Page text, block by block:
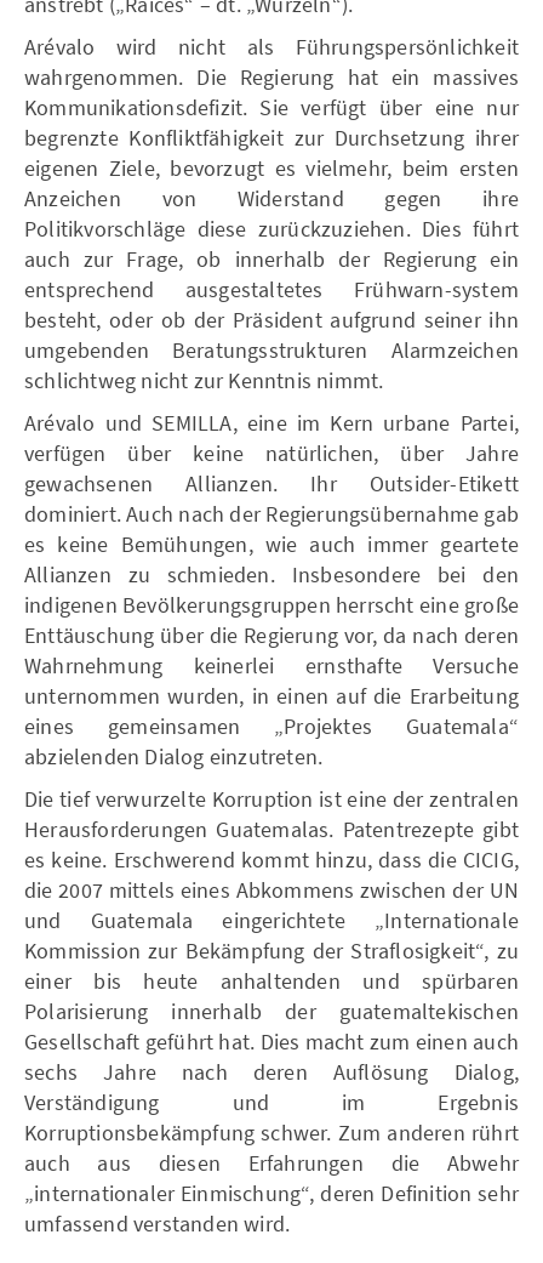
Arévalo wird nicht als Führungspersönlichkeit
wahrgenommen. Die Regierung hat ein massives
Kommunikationsdefizit. Sie verfügt über eine nur
begrenzte Konfliktfähigkeit zur Durchsetzung ihrer
eigenen Ziele, bevorzugt es vielmehr, beim ersten
Anzeichen von Widerstand gegen ihre
Politikvorschläge diese zurückzuziehen. Dies führt
auch zur Frage, ob innerhalb der Regierung ein
entsprechend ausgestaltetes Frühwarn-system
besteht, oder ob der Präsident aufgrund seiner ihn
umgebenden Beratungsstrukturen Alarmzeichen
schlichtweg nicht zur Kenntnis nimmt.
Arévalo und SEMILLA, eine im Kern urbane Partei,
verfügen über keine natürlichen, über Jahre
gewachsenen Allianzen. Ihr Outsider-Etikett
dominiert. Auch nach der Regierungsübernahme gab
es keine Bemühungen, wie auch immer geartete
Allianzen zu schmieden. Insbesondere bei den
indigenen Bevölkerungsgruppen herrscht eine große
Enttäuschung über die Regierung vor, da nach deren
Wahrnehmung keinerlei ernsthafte Versuche
unternommen wurden, in einen auf die Erarbeitung
eines gemeinsamen „Projektes Guatemala“
abzielenden Dialog einzutreten.
Die tief verwurzelte Korruption ist eine der zentralen
Herausforderungen Guatemalas. Patentrezepte gibt
es keine. Erschwerend kommt hinzu, dass die CICIG,
die 2007 mittels eines Abkommens zwischen der UN
und Guatemala eingerichtete „Internationale
Kommission zur Bekämpfung der Straflosigkeit“, zu
einer bis heute anhaltenden und spürbaren
Polarisierung innerhalb der guatemaltekischen
Gesellschaft geführt hat. Dies macht zum einen auch
sechs Jahre nach deren Auflösung Dialog,
Verständigung und im Ergebnis
Korruptionsbekämpfung schwer. Zum anderen rührt
auch aus diesen Erfahrungen die Abwehr
„internationaler Einmischung“, deren Definition sehr
umfassend verstanden wird.